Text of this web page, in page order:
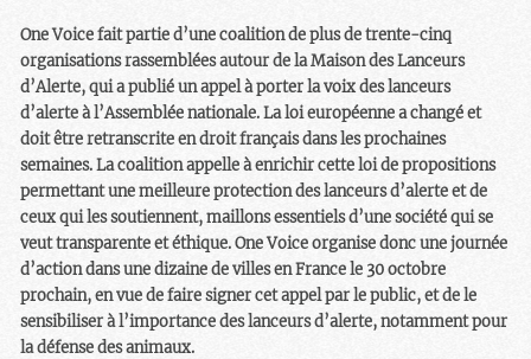
One Voice fait partie d’une coalition de plus de trente-cinq
organisations rassemblées autour de la Maison des Lanceurs
d’Alerte, qui a publié un appel à porter la voix des lanceurs
d’alerte à l’Assemblée nationale. La loi européenne a changé et
doit être retranscrite en droit français dans les prochaines
semaines. La coalition appelle à enrichir cette loi de propositions
permettant une meilleure protection des lanceurs d’alerte et de
ceux qui les soutiennent, maillons essentiels d’une société qui se
veut transparente et éthique. One Voice organise donc une journée
d’action dans une dizaine de villes en France le 30 octobre
prochain, en vue de faire signer cet appel par le public, et de le
sensibiliser à l’importance des lanceurs d’alerte, notamment pour
la défense des animaux.